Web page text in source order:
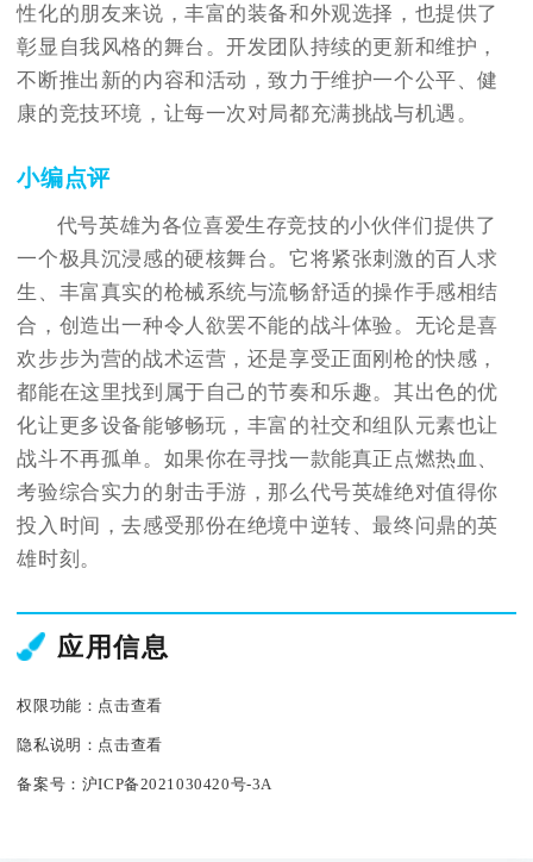
性化的朋友来说，丰富的装备和外观选择，也提供了
彰显自我风格的舞台。开发团队持续的更新和维护，
不断推出新的内容和活动，致力于维护一个公平、健
康的竞技环境，让每一次对局都充满挑战与机遇。
小编点评
代号英雄为各位喜爱生存竞技的小伙伴们提供了
一个极具沉浸感的硬核舞台。它将紧张刺激的百人求
生、丰富真实的枪械系统与流畅舒适的操作手感相结
合，创造出一种令人欲罢不能的战斗体验。无论是喜
欢步步为营的战术运营，还是享受正面刚枪的快感，
都能在这里找到属于自己的节奏和乐趣。其出色的优
化让更多设备能够畅玩，丰富的社交和组队元素也让
战斗不再孤单。如果你在寻找一款能真正点燃热血、
考验综合实力的射击手游，那么代号英雄绝对值得你
投入时间，去感受那份在绝境中逆转、最终问鼎的英
雄时刻。
应用信息
权限功能： 点击查看
隐私说明： 点击查看
备案号： 沪ICP备2021030420号-3A